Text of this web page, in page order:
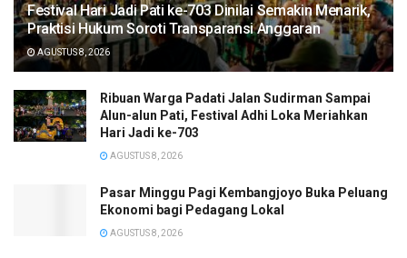
Festival Hari Jadi Pati ke-703 Dinilai Semakin Menarik,
Praktisi Hukum Soroti Transparansi Anggaran
AGUSTUS 8, 2026
Ribuan Warga Padati Jalan Sudirman Sampai
Alun-alun Pati, Festival Adhi Loka Meriahkan
Hari Jadi ke-703
AGUSTUS 8, 2026
Pasar Minggu Pagi Kembangjoyo Buka Peluang
Ekonomi bagi Pedagang Lokal
AGUSTUS 8, 2026